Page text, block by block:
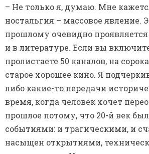
– Не только я, думаю. Мне
ностальгия – массовое явление.
прошлому очевидно проявляется
и в литературе. Если вы
пролистаете 50 каналов, на
старое хорошее кино. Я
либо какие-то передачи
время, когда человек хочет
прошлое потому, что 20-й век
событиями: и трагическими, и
насыщен открытиями,